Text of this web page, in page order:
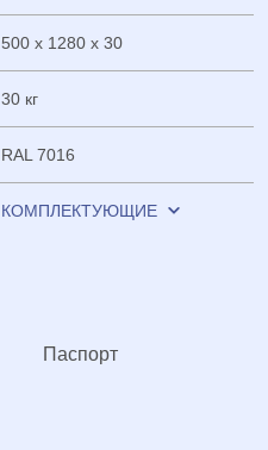
500 x 1280 x 30
30 кг
RAL 7016
КОМПЛЕКТУЮЩИЕ
Паспорт